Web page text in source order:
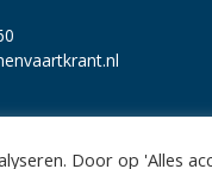
| Copyright 2026
Door op 'Alles